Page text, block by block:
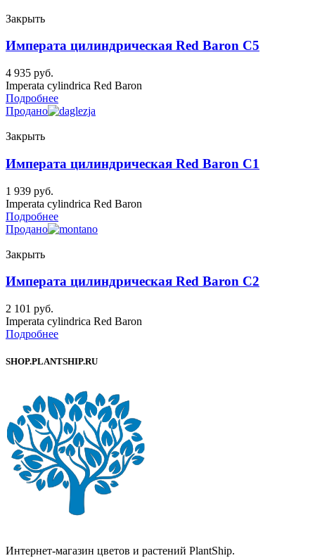
Закрыть
Императа цилиндрическая Red Baron C5
4 935 руб.
Imperata cylindrica Red Baron
Подробнее
Продано
Закрыть
Императа цилиндрическая Red Baron C1
1 939 руб.
Imperata cylindrica Red Baron
Подробнее
Продано
Закрыть
Императа цилиндрическая Red Baron C2
2 101 руб.
Imperata cylindrica Red Baron
Подробнее
SHOP.PLANTSHIP.RU
Интернет-магазин цветов и растений PlantShip.